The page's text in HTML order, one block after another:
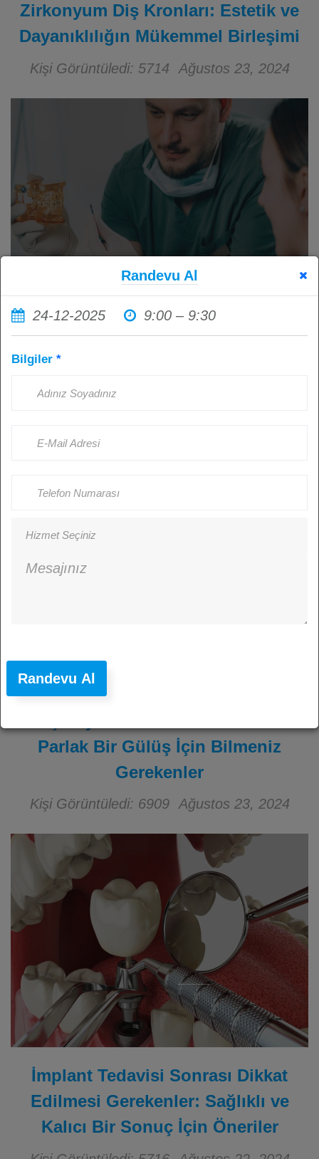
Zirkonyum Diş Kronları: Estetik ve
Dayanıklılığın Mükemmel Birleşimi
Kişi Görüntüledi: 5714 Ağustos 23, 2024
İmplant Tedavisi Sonrası Ağız
Hijyenine Dikkat Etmemenin
Sonuçları: Sağlıklı İmplantlar İçin
Kişi Görüntüledi: 4501
Parlak Bir Gülüş İçin Bilmeniz
Gerekenler
Kişi Görüntüledi: 6909 Ağustos 23, 2024
İmplant Tedavisi Sonrası Dikkat
Edilmesi Gerekenler: Sağlıklı ve
Kalıcı Bir Sonuç İçin Öneriler
Randevu Al
24-12-2025 9:00 – 9:30
Bilgiler *
Randevu Al